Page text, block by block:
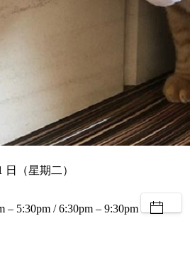
日（星期二）
– 5:30pm / 6:30pm – 9:30pm